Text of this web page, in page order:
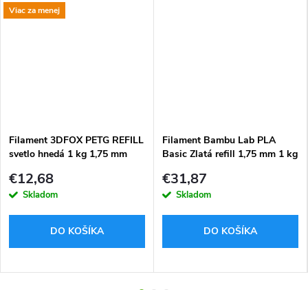
Viac za menej
Filament 3DFOX PETG REFILL
svetlo hnedá 1 kg 1,75 mm
€12,68
Skladom
DO KOŠÍKA
Filament Bambu Lab PLA
Basic Zlatá refill 1,75 mm 1 kg
€31,87
Skladom
DO KOŠÍKA